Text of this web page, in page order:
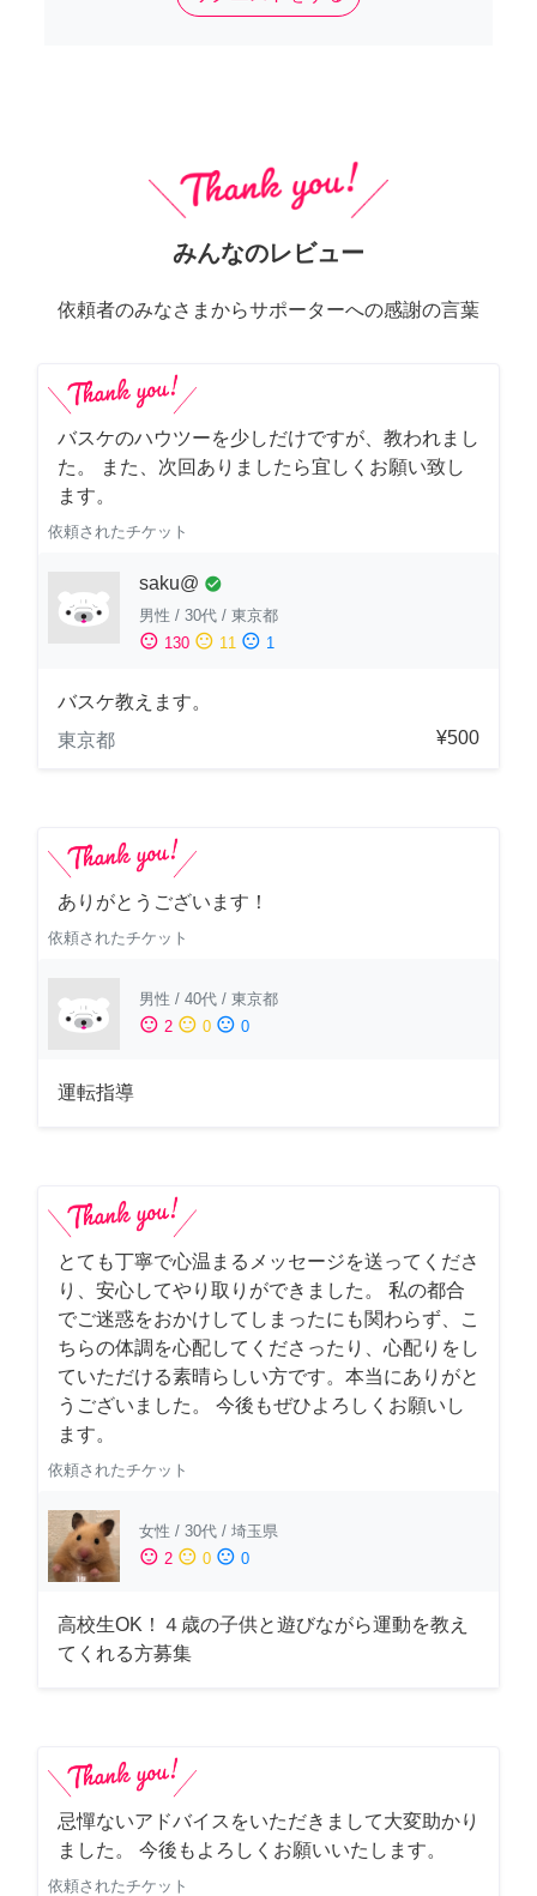
みんなのレビュー
依頼者のみなさまからサポーターへの感謝の言葉
バスケのハウツーを少しだけですが、教われまし
た。 また、次回ありましたら宜しくお願い致し
ます。
依頼されたチケット
saku@ check_circle
男性 / 30代 / 東京都
sentiment_satisfied 130 sentiment_neutral 11 sentiment_dissatisfied 1
バスケ教えます。
東京都
¥500
ありがとうございます！
依頼されたチケット
男性 / 40代 / 東京都
sentiment_satisfied 2 sentiment_neutral 0 sentiment_dissatisfied 0
運転指導
とても丁寧で心温まるメッセージを送ってくださ
り、安心してやり取りができました。 私の都合
でご迷惑をおかけしてしまったにも関わらず、こ
ちらの体調を心配してくださったり、心配りをし
ていただける素晴らしい方です。本当にありがと
うございました。 今後もぜひよろしくお願いし
ます。
依頼されたチケット
女性 / 30代 / 埼玉県
sentiment_satisfied 2 sentiment_neutral 0 sentiment_dissatisfied 0
高校生OK！４歳の子供と遊びながら運動を教え
てくれる方募集
忌憚ないアドバイスをいただきまして大変助かり
ました。 今後もよろしくお願いいたします。
依頼されたチケット